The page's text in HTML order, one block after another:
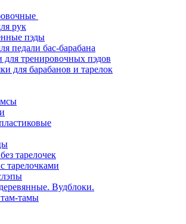
рук
пэды
педали бас-барабана
для тренировочных пэдов
для барабанов и тарелок
тарелочек
тарелочками
Вудблоки.
тамы